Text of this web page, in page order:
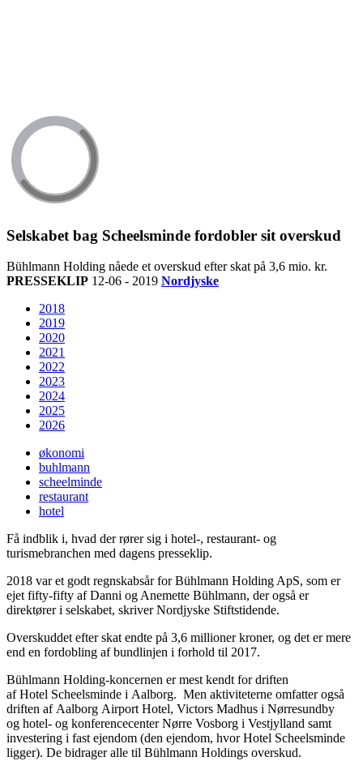
Selskabet bag Scheelsminde fordobler sit overskud
Bühlmann Holding nåede et overskud efter skat på 3,6 mio. kr.
PRESSEKLIP 12-06 - 2019 Nordjyske
2018
2019
2020
2021
2022
2023
2024
2025
2026
økonomi
buhlmann
scheelminde
restaurant
hotel
Få indblik i, hvad der rører sig i hotel-, restaurant- og
turismebranchen med dagens presseklip.
2018 var et godt regnskabsår for Bühlmann Holding ApS, som er
ejet fifty-fifty af Danni og Anemette Bühlmann, der også er
direktører i selskabet, skriver Nordjyske Stiftstidende.
Overskuddet efter skat endte på 3,6 millioner kroner, og det er mere
end en fordobling af bundlinjen i forhold til 2017.
Bühlmann Holding-koncernen er mest kendt for driften
af Hotel Scheelsminde i Aalborg. Men aktiviteterne omfatter også
driften af Aalborg Airport Hotel, Victors Madhus i Nørresundby
og hotel- og konferencecenter Nørre Vosborg i Vestjylland samt
investering i fast ejendom (den ejendom, hvor Hotel Scheelsminde
ligger). De bidrager alle til Bühlmann Holdings overskud.